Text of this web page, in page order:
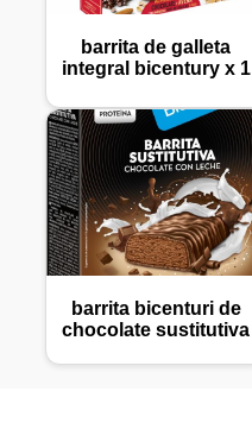
barrita de galleta
integral bicentury x 1
barrita bicenturi de
chocolate sustitutiva